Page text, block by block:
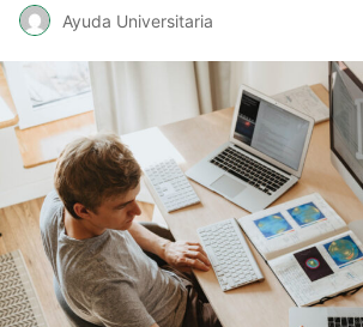
Ayuda Universitaria